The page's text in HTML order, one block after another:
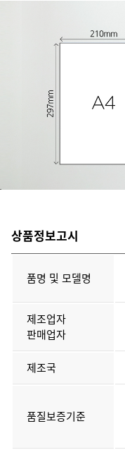
상품정보고시
품명 및 모델명
제조업자
판매업자
제조국
품질보증기준